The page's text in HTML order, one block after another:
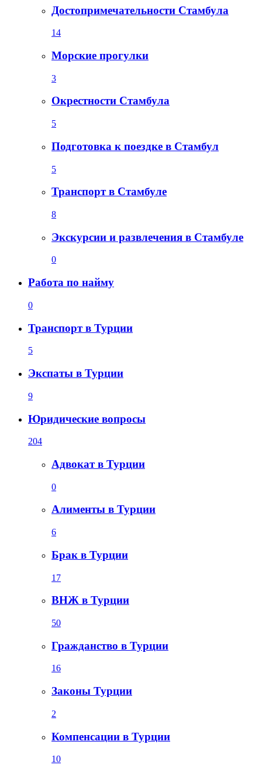
Достопримечательности Стамбула
14
Морские прогулки
3
Окрестности Стамбула
5
Подготовка к поездке в Стамбул
5
Транспорт в Стамбуле
8
Экскурсии и развлечения в Стамбуле
0
Работа по найму
0
Транспорт в Турции
5
Экспаты в Турции
9
Юридические вопросы
204
Адвокат в Турции
0
Алименты в Турции
6
Брак в Турции
17
ВНЖ в Турции
50
Гражданство в Турции
16
Законы Турции
2
Компенсации в Турции
10